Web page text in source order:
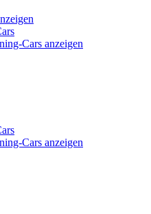
Cars anzeigen
Cars anzeigen